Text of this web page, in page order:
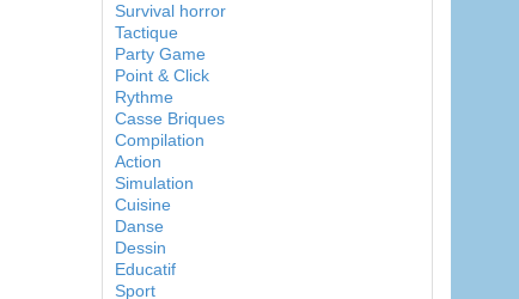
Survival horror
Tactique
Party Game
Point & Click
Rythme
Casse Briques
Compilation
Action
Simulation
Cuisine
Danse
Dessin
Educatif
Sport